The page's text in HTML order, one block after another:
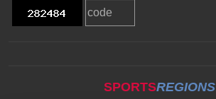
SPORTSREGIONS